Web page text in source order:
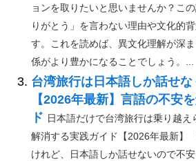
ョンを取りたいと思いませんか？こ
りがとう」を言わない理由や文化的
す。これを読めば、異文化理解が深
係がより豊かになることでしょう。...
台湾旅行は日本語しか話せな
【2026年最新】言語の不安
ド 日本語だけで台湾旅行は乗り越え
解消する実践ガイド【2026年最新】
けれど、日本語しか話せないので不